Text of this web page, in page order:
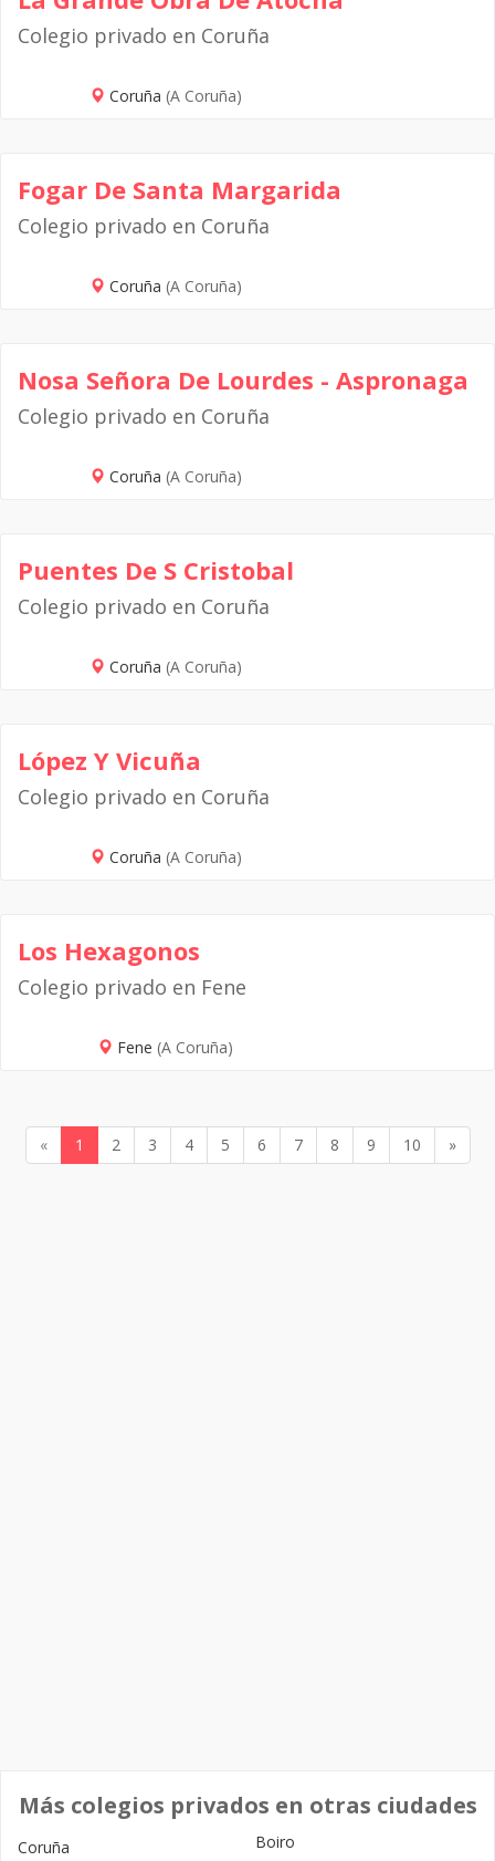
Colegio privado en Coruña
Coruña (A Coruña)
Fogar De Santa Margarida
Colegio privado en Coruña
Coruña (A Coruña)
Nosa Señora De Lourdes - Aspronaga
Colegio privado en Coruña
Coruña (A Coruña)
Puentes De S Cristobal
Colegio privado en Coruña
Coruña (A Coruña)
López Y Vicuña
Colegio privado en Coruña
Coruña (A Coruña)
Los Hexagonos
Colegio privado en Fene
Fene (A Coruña)
« 1 2 3 4 5 6 7 8 9 10 »
Más colegios privados en otras ciudades
Coruña Boiro